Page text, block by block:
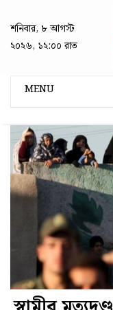
শনিবার, ৮ আগস্ট
২০২৬, ১২:০০ রাত
MENU